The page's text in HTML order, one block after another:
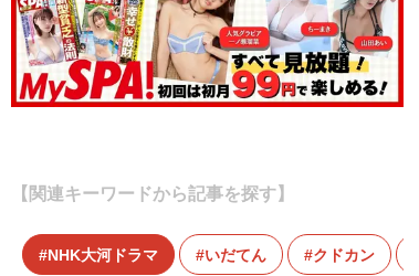
【関連キーワードから記事を探す】
NHK大河ドラマ いだてん クドカン